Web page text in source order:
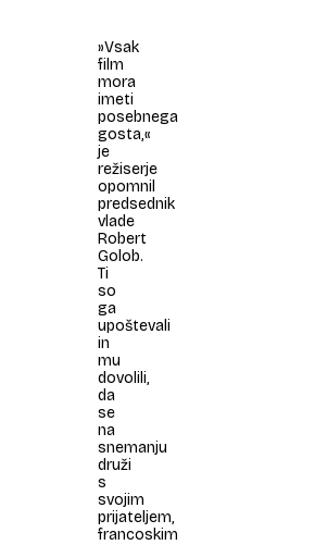
»Vsak
film
mora
imeti
posebnega
gosta,«
je
režiserje
opomnil
predsednik
vlade
Robert
Golob.
Ti
so
ga
upoštevali
in
mu
dovolili,
da
se
na
snemanju
druži
s
svojim
prijateljem,
francoskim